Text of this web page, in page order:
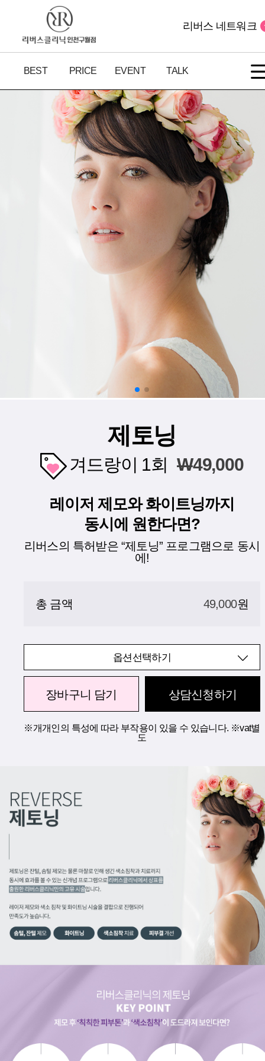
BEST PRICE EVENT TALK
리버스 네트워크
제토닝
겨드랑이 1회 W49,000
레이저 제모와 화이트닝까지
동시에 원한다면?
리버스의 특허받은 “제토닝” 프로그램으로 동시
에!
총 금액 49,000원
옵션선택하기
장바구니 담기 상담신청하기
※개개인의 특성에 따라 부작용이 있을 수 있습니다. ※vat별
도